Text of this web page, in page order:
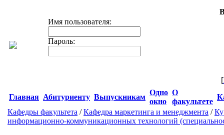
Имя пользователя:
Пароль:
[
Главная Абитуриенту Выпускникам
Одно
окно
О
факультете
Кафедры факультета /Кафедра маркетинга и менеджмента /
информационно-коммуникационных технологий